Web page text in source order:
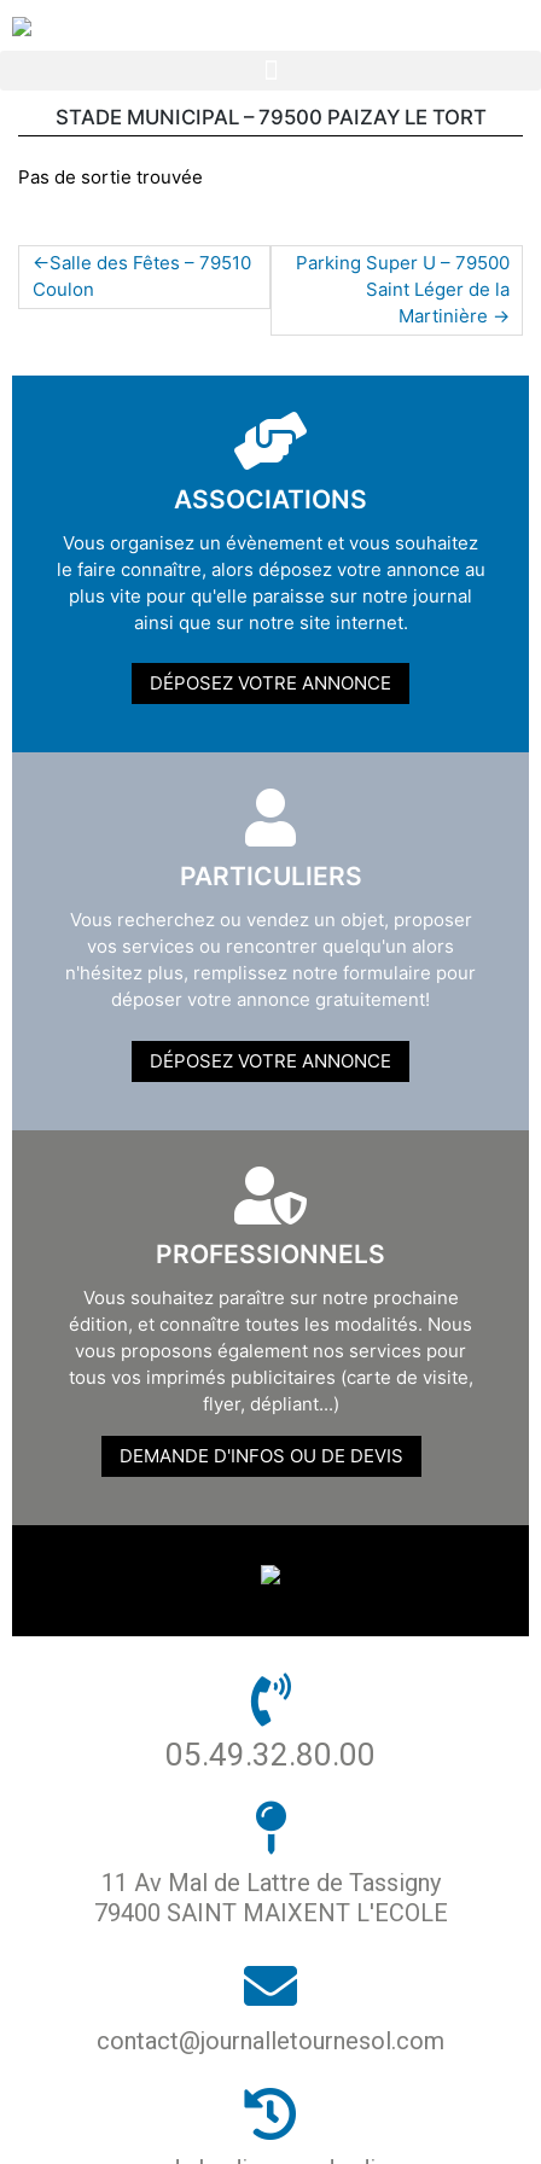
STADE MUNICIPAL – 79500 PAIZAY LE TORT
Pas de sortie trouvée
Salle des Fêtes – 79510
Coulon
Parking Super U – 79500
Saint Léger de la
Martinière
ASSOCIATIONS
Vous organisez un évènement et vous souhaitez
le faire connaître, alors déposez votre annonce au
plus vite pour qu'elle paraisse sur notre journal
ainsi que sur notre site internet.
DÉPOSEZ VOTRE ANNONCE
PARTICULIERS
Vous recherchez ou vendez un objet, proposer
vos services ou rencontrer quelqu'un alors
n'hésitez plus, remplissez notre formulaire pour
déposer votre annonce gratuitement!
DÉPOSEZ VOTRE ANNONCE
PROFESSIONNELS
Vous souhaitez paraître sur notre prochaine
édition, et connaître toutes les modalités. Nous
vous proposons également nos services pour
tous vos imprimés publicitaires (carte de visite,
flyer, dépliant...)
DEMANDE D'INFOS OU DE DEVIS
05.49.32.80.00
11 Av Mal de Lattre de Tassigny
79400 SAINT MAIXENT L'ECOLE
contact@journalletournesol.com